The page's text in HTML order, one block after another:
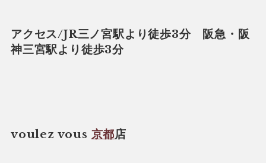
アクセス/JR三ノ宮駅より徒歩3分 阪急・阪
神三宮駅より徒歩3分
voulez vous 京都店